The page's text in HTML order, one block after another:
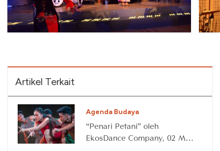
Artikel Terkait
Agenda Budaya
“Penari Petani” oleh
EkosDance Company, 02 May